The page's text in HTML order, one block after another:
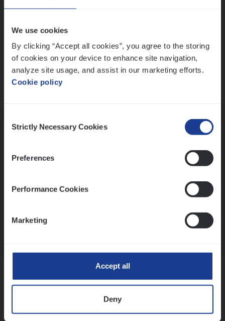
We use cookies
By clicking “Accept all cookies”, you agree to the storing
of cookies on your device to enhance site navigation,
analyze site usage, and assist in our marketing efforts.
Cookie policy
Selection
Strictly Necessary Cookies
Preferences
Performance Cookies
Marketing
Accept all
Deny